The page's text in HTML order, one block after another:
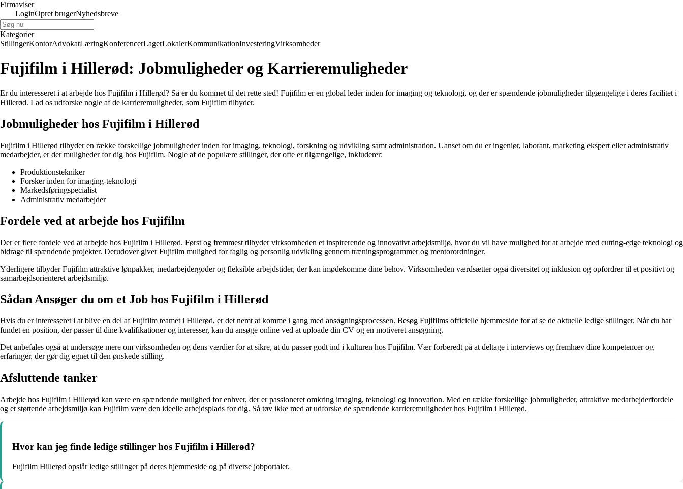
Firmaviser
LoginOpret brugerNyhedsbreve
Kategorier
StillingerKontorAdvokatLæringKonferencerLagerLokalerKommunikationInvesteringVirksomheder
Fujifilm i Hillerød: Jobmuligheder og Karrieremuligheder
Er du interesseret i at arbejde hos Fujifilm i Hillerød? Så er du kommet til det rette sted! Fujifilm er en global leder inden for imaging og teknologi, og der er spændende jobmuligheder tilgængelige i deres facilitet i
Hillerød. Lad os udforske nogle af de karrieremuligheder, som Fujifilm tilbyder.
Jobmuligheder hos Fujifilm i Hillerød
Fujifilm i Hillerød tilbyder en række forskellige jobmuligheder inden for imaging, teknologi, forskning og udvikling samt administration. Uanset om du er ingeniør, laborant, marketing ekspert eller administrativ
medarbejder, er der muligheder for dig hos Fujifilm. Nogle af de populære stillinger, der ofte er tilgængelige, inkluderer:
Produktionstekniker
Forsker inden for imaging-teknologi
Markedsføringspecialist
Administrativ medarbejder
Fordele ved at arbejde hos Fujifilm
Der er flere fordele ved at arbejde hos Fujifilm i Hillerød. Først og fremmest tilbyder virksomheden et inspirerende og innovativt arbejdsmiljø, hvor du vil have mulighed for at arbejde med cutting-edge teknologi og
bidrage til spændende projekter. Derudover giver Fujifilm mulighed for faglig og personlig udvikling gennem træningsprogrammer og mentorordninger.
Yderligere tilbyder Fujifilm attraktive lønpakker, medarbejdergoder og fleksible arbejdstider, der kan imødekomme dine behov. Virksomheden værdsætter også diversitet og inklusion og opfordrer til et positivt og
samarbejdsorienteret arbejdsmiljø.
Sådan Ansøger du om et Job hos Fujifilm i Hillerød
Hvis du er interesseret i at blive en del af Fujifilm teamet i Hillerød, er det nemt at komme i gang med ansøgningsprocessen. Besøg Fujifilms officielle hjemmeside for at se de aktuelle ledige stillinger. Når du har
fundet en position, der passer til dine kvalifikationer og interesser, kan du ansøge online ved at uploade din CV og en motiveret ansøgning.
Det anbefales også at undersøge mere om virksomheden og dens værdier for at sikre, at du passer godt ind i kulturen hos Fujifilm. Vær forberedt på at deltage i interviews og fremhæv dine kompetencer og
erfaringer, der gør dig egnet til den ønskede stilling.
Afsluttende tanker
Arbejde hos Fujifilm i Hillerød kan være en spændende mulighed for enhver, der er passioneret omkring imaging, teknologi og innovation. Med en række forskellige jobmuligheder, attraktive medarbejderfordele
og et støttende arbejdsmiljø kan Fujifilm være den ideelle arbejdsplads for dig. Så tøv ikke med at udforske de spændende karrieremuligheder hos Fujifilm i Hillerød.
Hvor kan jeg finde ledige stillinger hos Fujifilm i Hillerød?
Fujifilm Hillerød opslår ledige stillinger på deres hjemmeside og på diverse jobportaler.